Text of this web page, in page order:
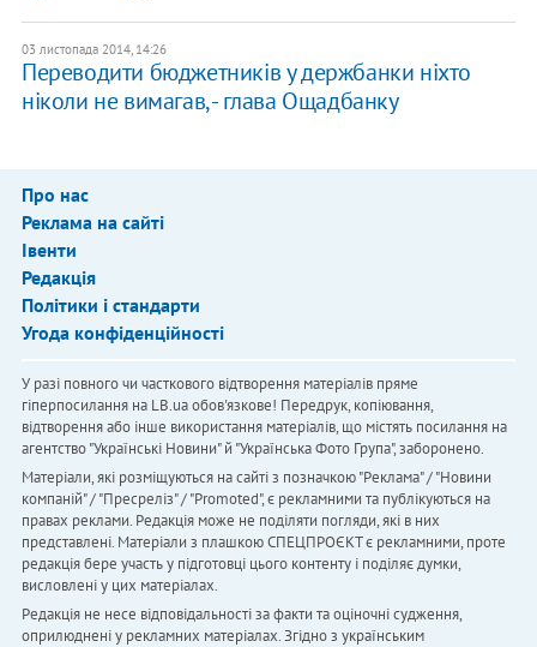
03 листопада 2014, 14:26
Переводити бюджетників у держбанки ніхто
ніколи не вимагав, - глава Ощадбанку
Про нас
Реклама на сайті
Івенти
Редакція
Політики і стандарти
Угода конфіденційності
У разі повного чи часткового відтворення матеріалів пряме
гіперпосилання на LB.ua обов'язкове! Передрук, копіювання,
відтворення або інше використання матеріалів, що містять посилання на
агентство "Українськi Новини" й "Українська Фото Група", заборонено.
Матеріали, які розміщуються на сайті з позначкою "Реклама" / "Новини
компаній" / "Пресреліз" / "Promoted", є рекламними та публікуються на
правах реклами. Редакція може не поділяти погляди, які в них
представлені. Матеріали з плашкою СПЕЦПРОЄКТ є рекламними, проте
редакція бере участь у підготовці цього контенту і поділяє думки,
висловлені у цих матеріалах.
Редакція не несе відповідальності за факти та оціночні судження,
оприлюднені у рекламних матеріалах. Згідно з українським